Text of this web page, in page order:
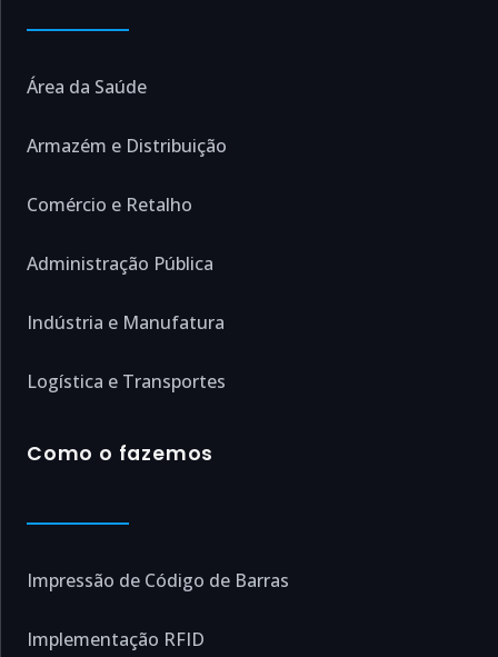
Área da Saúde
Armazém e Distribuição
Comércio e Retalho
Administração Pública
Indústria e Manufatura
Logística e Transportes
Como o fazemos
Impressão de Código de Barras
Implementação RFID